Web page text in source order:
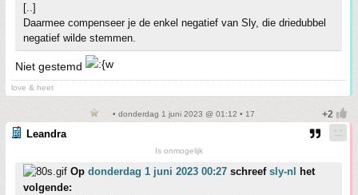
[..]
Daarmee compenseer je de enkel negatief van Sly, die driedubbel
negatief wilde stemmen.
Niet gestemd
love & heet
• donderdag 1 juni 2023 @ 01:12 • 17
Leandra
Is onmogelijk
Op donderdag 1 juni 2023 00:27 schreef sly-nl
het
volgende: